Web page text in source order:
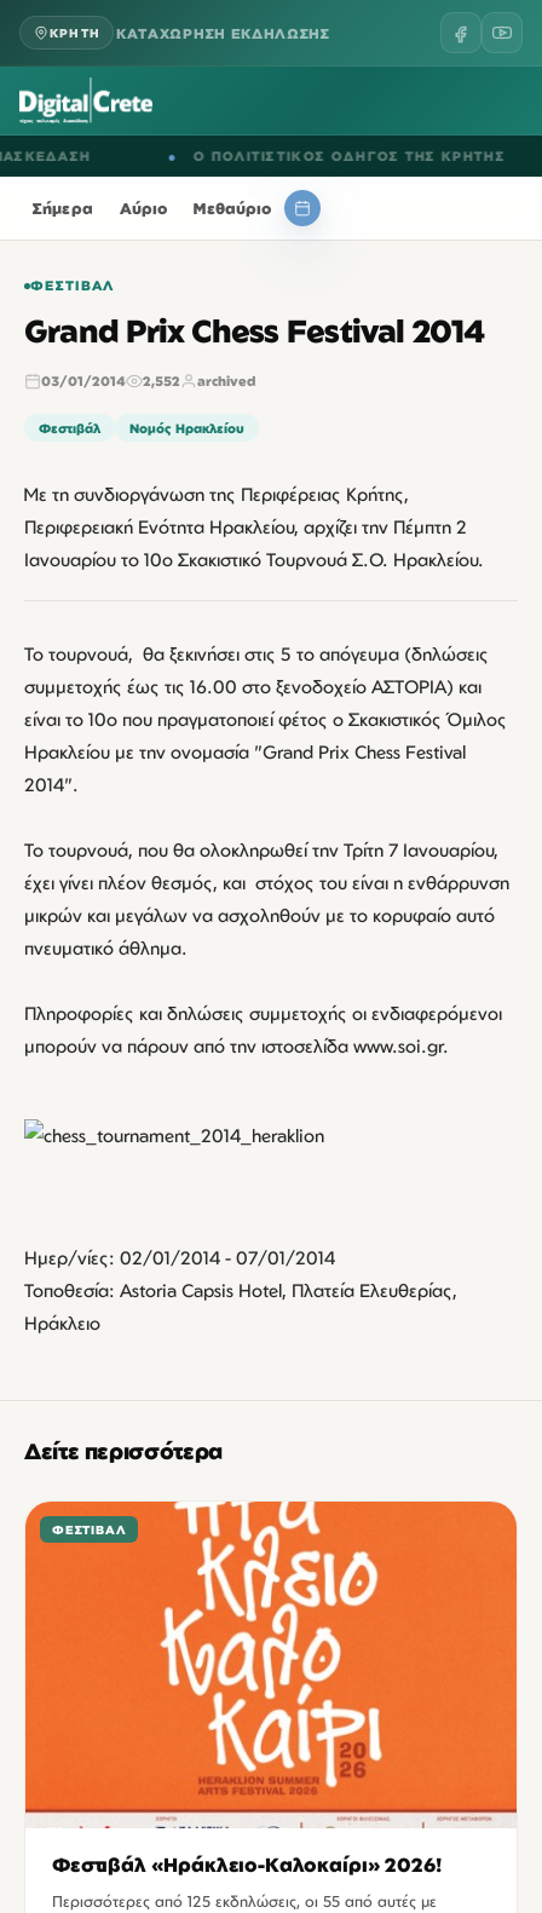
ΚΡΗΤΗ ΚΑΤΑΧΩΡΗΣΗ ΕΚΔΗΛΩΣΗΣ
Ο ΠΟΛΙΤΙΣΤΙΚΟΣ ΟΔΗΓΟΣ ΤΗΣ ΚΡΗΤΗΣ
Σήμερα Αύριο Μεθαύριο
ΦΕΣΤΙΒΆΛ
Grand Prix Chess Festival 2014
03/01/2014 2,552 archived
Φεστιβάλ Νομός Ηρακλείου
Με τη συνδιοργάνωση της Περιφέρειας Κρήτης,
Περιφερειακή Ενότητα Ηρακλείου, αρχίζει την Πέμπτη 2
Ιανουαρίου το 10ο Σκακιστικό Τουρνουά Σ.Ο. Ηρακλείου.
Το τουρνουά, θα ξεκινήσει στις 5 το απόγευμα (δηλώσεις
συμμετοχής έως τις 16.00 στο ξενοδοχείο ΑΣΤΟΡΙΑ) και
είναι το 10ο που πραγματοποιεί φέτος ο Σκακιστικός Όμιλος
Ηρακλείου με την ονομασία "Grand Prix Chess Festival
2014".
Το τουρνουά, που θα ολοκληρωθεί την Τρίτη 7 Ιανουαρίου,
έχει γίνει πλέον θεσμός, και στόχος του είναι η ενθάρρυνση
μικρών και μεγάλων να ασχοληθούν με το κορυφαίο αυτό
πνευματικό άθλημα.
Πληροφορίες και δηλώσεις συμμετοχής οι ενδιαφερόμενοι
μπορούν να πάρουν από την ιστοσελίδα www.soi.gr.
Ημερ/νίες: 02/01/2014 - 07/01/2014
Τοποθεσία: Astoria Capsis Hotel, Πλατεία Ελευθερίας,
Ηράκλειο
Δείτε περισσότερα
ΦΕΣΤΙΒΆΛ
Φεστιβάλ «Ηράκλειο-Καλοκαίρι» 2026!
Περισσότερες από 125 εκδηλώσεις, οι 55 από αυτές με